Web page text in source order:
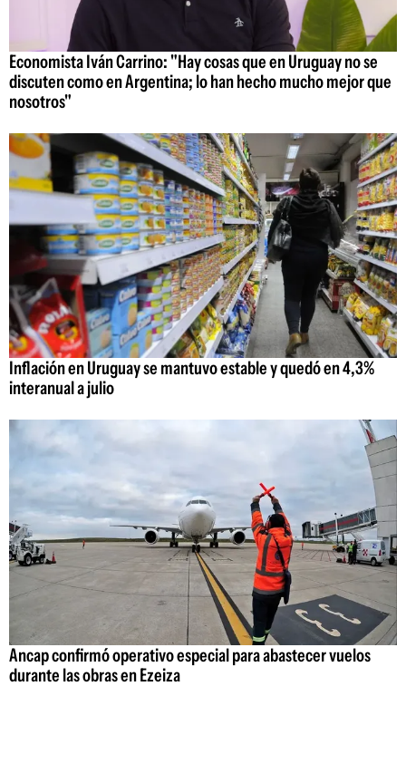
Economista Iván Carrino: "Hay cosas que en Uruguay no se
discuten como en Argentina; lo han hecho mucho mejor que
nosotros"
Inflación en Uruguay se mantuvo estable y quedó en 4,3%
interanual a julio
Ancap confirmó operativo especial para abastecer vuelos
durante las obras en Ezeiza